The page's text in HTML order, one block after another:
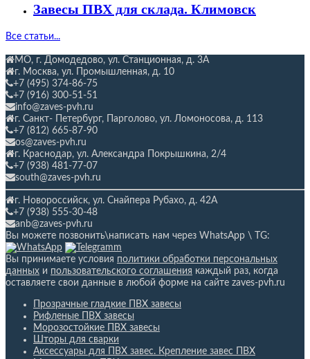
Завесы ПВХ для склада. Климовск
Все статьи...
МО, г. Домодедово, ул. Станционная, д. 3А
г. Москва, ул. Промышленная, д. 10
+7 (495) 374-86-75
+7 (916) 300-51-51
info@zaves-pvh.ru
г. Санкт- Петербург, Парголово, ул. Ломоносова, д. 113
+7 (812) 665-87-90
os@zaves-pvh.ru
г. Краснодар, ул. Александра Покрышкина, 2/4
+7 (938) 481-77-07
south@zaves-pvh.ru
г. Новороссийск, ул. Снайпера Рубахо, д. 42А
+7 (938) 555-30-48
anb@zaves-pvh.ru
Вы можете позвонить\написать нам через WhatsApp \ TG:
Вы принимаете условия политики обработки персональных
данных и пользовательского соглашения каждый раз, когда
оставляете свои данные в любой форме на сайте zaves-pvh.ru
Прозрачные гладкие ПВХ завесы
Рифленые ПВХ завесы
Морозостойкие ПВХ завесы
Шторы для сварки
Аксессуары для ПВХ завес. Крепление завес ПВХ